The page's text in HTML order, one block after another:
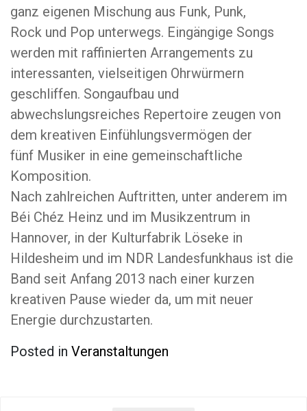
ganz eigenen Mischung aus Funk, Punk,
Rock und Pop unterwegs. Eingängige Songs
werden mit raffinierten Arrangements zu
interessanten, vielseitigen Ohrwürmern
geschliffen. Songaufbau und
abwechslungsreiches Repertoire zeugen von
dem kreativen Einfühlungsvermögen der
fünf Musiker in eine gemeinschaftliche
Komposition.
Nach zahlreichen Auftritten, unter anderem im
Béi Chéz Heinz und im Musikzentrum in
Hannover, in der Kulturfabrik Löseke in
Hildesheim und im NDR Landesfunkhaus ist die
Band seit Anfang 2013 nach einer kurzen
kreativen Pause wieder da, um mit neuer
Energie durchzustarten.
Posted in Veranstaltungen